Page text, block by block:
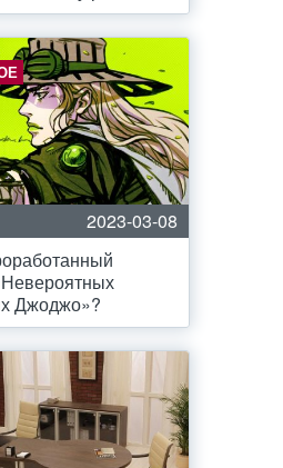
2023-03-08
Джоджо»?